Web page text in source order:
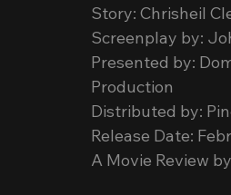
Story: Chrisheil
Screenplay by:
Presented by:
Production
Distributed by:
Release Date:
A Movie Review